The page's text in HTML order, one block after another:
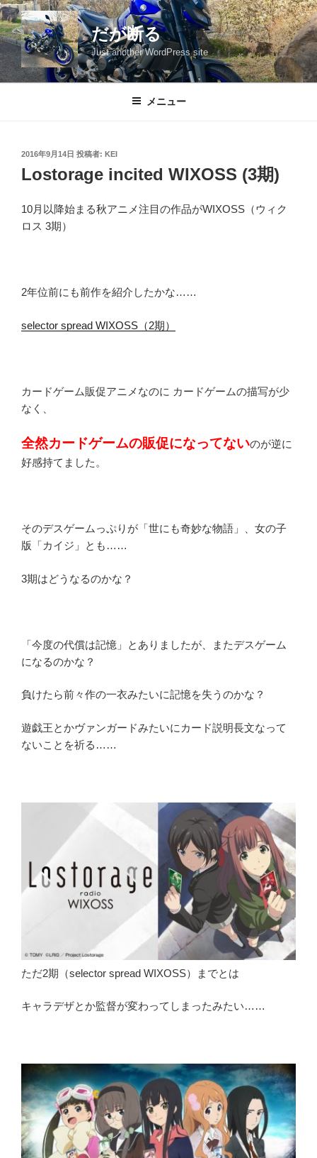
コ
ン
テ
ン
ツ
だが断る
Just another WordPress site
メニュー
投
稿
日:
2016年9月14日 投稿者: KEI
Lostorage incited WIXOSS (3期)
10月以降始まる秋アニメ注目の作品がWIXOSS（ウィク
ロス 3期）
2年位前にも前作を紹介したかな……
selector spread WIXOSS（2期）
カードゲーム販促アニメなのに カードゲームの描写が少
なく、
全然カードゲームの販促になってないのが逆に
好感持てました。
そのデスゲームっぷりが「世にも奇妙な物語」、女の子
版「カイジ」とも……
3期はどうなるのかな？
「今度の代償は記憶」とありましたが、またデスゲーム
になるのかな？
負けたら前々作の一衣みたいに記憶を失うのかな？
遊戯王とかヴァンガードみたいにカード説明長文なって
ないことを祈る……
ただ2期（selector spread WIXOSS）までとは
キャラデザとか監督が変わってしまったみたい……